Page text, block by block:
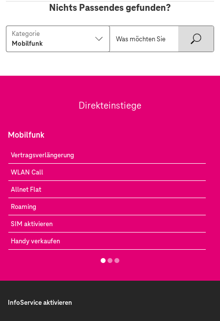
Nichts Passendes gefunden?
Kategorie
Direkteinstiege
Mobilfunk
Vertragsverlängerung
WLAN Call
Allnet Flat
Roaming
SIM aktivieren
Handy verkaufen
InfoService aktivieren